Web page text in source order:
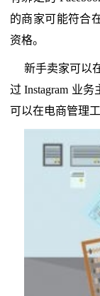
的商家可能符合
资格。
新手卖家可以
过 Instagram 业
可以在电商管理